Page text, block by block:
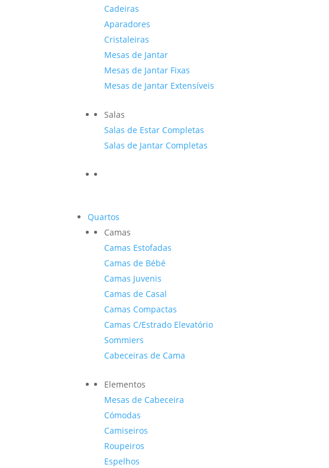
Cadeiras
Aparadores
Cristaleiras
Mesas de Jantar
Mesas de Jantar Fixas
Mesas de Jantar Extensíveis
Salas
Salas de Estar Completas
Salas de Jantar Completas
Quartos
Camas
Camas Estofadas
Camas de Bébé
Camas Juvenis
Camas de Casal
Camas Compactas
Camas C/Estrado Elevatório
Sommiers
Cabeceiras de Cama
Elementos
Mesas de Cabeceira
Cómodas
Camiseiros
Roupeiros
Espelhos